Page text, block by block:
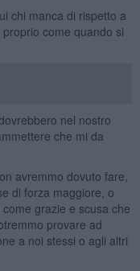
chi manca di rispetto a
come quando si
nel nostro
che mi da
avremmo dovuto fare,
di forza maggiore, o
grazie e scusa che
provare ad
a noi stessi o agli altri